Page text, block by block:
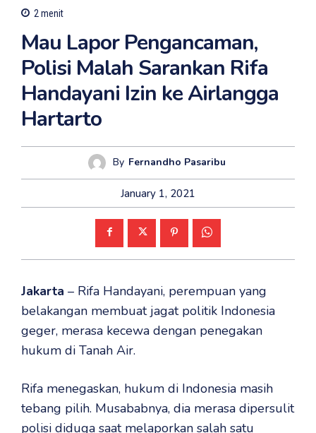
2menit
Mau Lapor Pengancaman,
Polisi Malah Sarankan Rifa
Handayani Izin ke Airlangga
Hartarto
By Fernandho Pasaribu
January 1, 2021
Jakarta – Rifa Handayani, perempuan yang
belakangan membuat jagat politik Indonesia
geger, merasa kecewa dengan penegakan
hukum di Tanah Air.
Rifa menegaskan, hukum di Indonesia masih
tebang pilih. Musababnya, dia merasa dipersulit
polisi diduga saat melaporkan salah satu